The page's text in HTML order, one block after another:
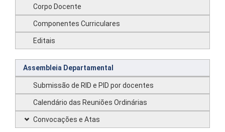
Corpo Docente
Componentes Curriculares
Editais
Assembleia Departamental
Submissão de RID e PID por docentes
Calendário das Reuniões Ordinárias
Convocações e Atas